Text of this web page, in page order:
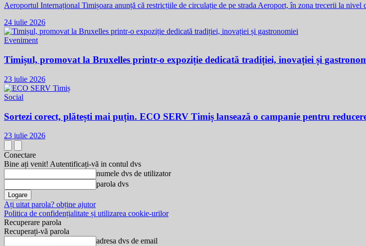
Aeroportul Internațional Timișoara anunță că restricțiile de circulație de pe strada Aeroport, în zona trecerii la nivel
24 iulie 2026
Eveniment
Timișul, promovat la Bruxelles printr-o expoziție dedicată tradiției, inovației și
23 iulie 2026
Social
Sortezi corect, plătești mai puțin. ECO SERV Timiș lansează o campanie pentru
23 iulie 2026
Conectare
Bine ați venit! Autentificați-vă in contul dvs
numele dvs de utilizator
parola dvs
Ați uitat parola? obține ajutor
Politica de confidențialitate și utilizarea cookie-urilor
Recuperare parola
Recuperați-vă parola
adresa dvs de email